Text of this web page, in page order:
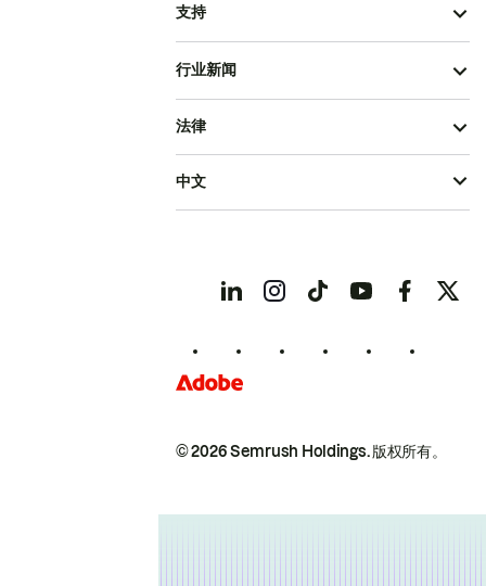
支持
行业新闻
© 2026 Semrush Holdings.版权所有。
法律
中文